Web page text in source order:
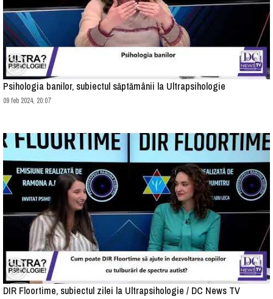
Psihologia banilor, subiectul săptămânii la Ultrapsihologie
09 feb 2024, 20:07
DIR Floortime, subiectul zilei la Ultrapsihologie / DC News TV